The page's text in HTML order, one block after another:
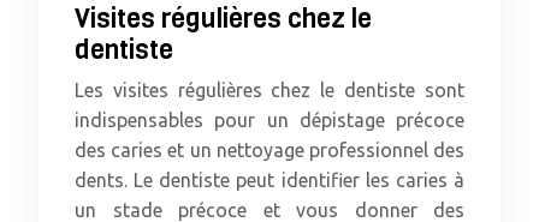
Visites régulières chez le
dentiste
Les visites régulières chez le dentiste sont
indispensables pour un dépistage précoce
des caries et un nettoyage professionnel des
dents. Le dentiste peut identifier les caries à
un stade précoce et vous donner des